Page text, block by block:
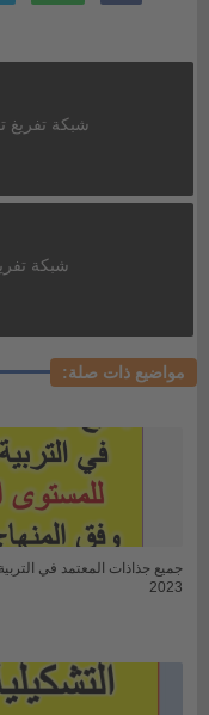
شبكة تفريغ
شبكة
مواضيع ذات صلة:
2023